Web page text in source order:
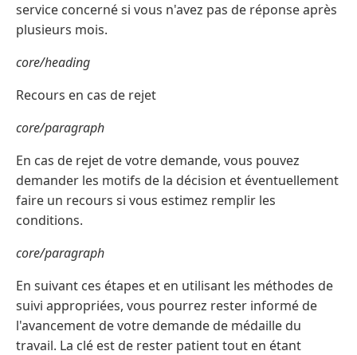
service concerné si vous n'avez pas de réponse après
plusieurs mois.
core/heading
Recours en cas de rejet
core/paragraph
En cas de rejet de votre demande, vous pouvez
demander les motifs de la décision et éventuellement
faire un recours si vous estimez remplir les
conditions.
core/paragraph
En suivant ces étapes et en utilisant les méthodes de
suivi appropriées, vous pourrez rester informé de
l'avancement de votre demande de médaille du
travail. La clé est de rester patient tout en étant